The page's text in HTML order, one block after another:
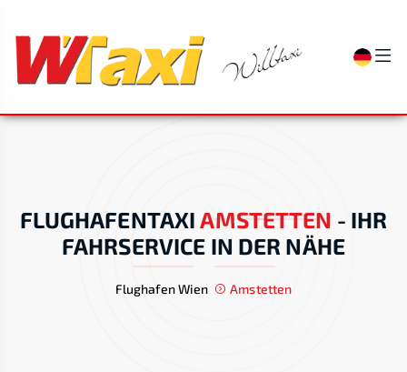
FLUGHAFENTAXI AMSTETTEN - IHR
FAHRSERVICE IN DER NÄHE
Flughafen Wien Amstetten